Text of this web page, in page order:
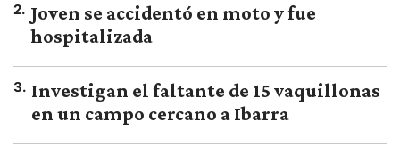
2. Joven se accidentó en moto y fue
hospitalizada
3. Investigan el faltante de 15 vaquillonas
en un campo cercano a Ibarra